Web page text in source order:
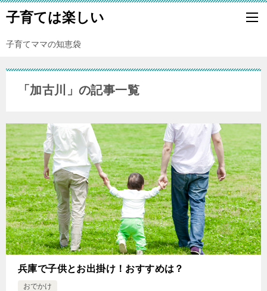
子育ては楽しい
子育てママの知恵袋
「加古川」の記事一覧
兵庫で子供とお出掛け！おすすめは？
おでかけ